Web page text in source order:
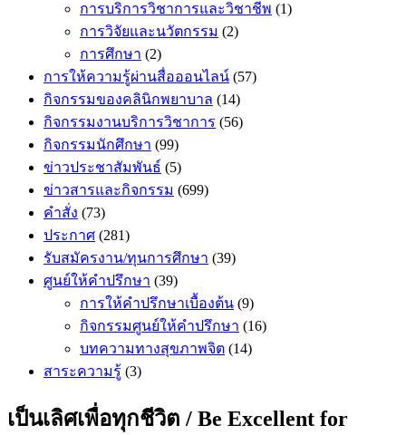
การบริการวิชาการและวิชาชีพ (1)
การวิจัยและนวัตกรรม (2)
การศึกษา (2)
การให้ความรู้ผ่านสื่อออนไลน์ (57)
กิจกรรมของคลินิกพยาบาล (14)
กิจกรรมงานบริการวิชาการ (56)
กิจกรรมนักศึกษา (99)
ข่าวประชาสัมพันธ์ (5)
ข่าวสารและกิจกรรม (699)
คำสั่ง (73)
ประกาศ (281)
รับสมัครงาน/ทุนการศึกษา (39)
ศูนย์ให้คำปรึกษา (39)
การให้คำปรึกษาเบื้องต้น (9)
กิจกรรมศูนย์ให้คำปรึกษา (16)
บทความทางสุขภาพจิต (14)
สาระความรู้ (3)
เป็นเลิศเพื่อทุกชีวิต / Be Excellent for